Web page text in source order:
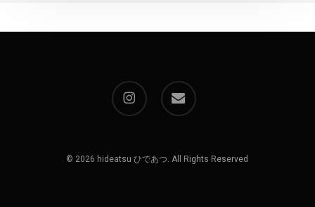
instagram email
© 2026 hideatsu ひであつ. All Rights Reserved